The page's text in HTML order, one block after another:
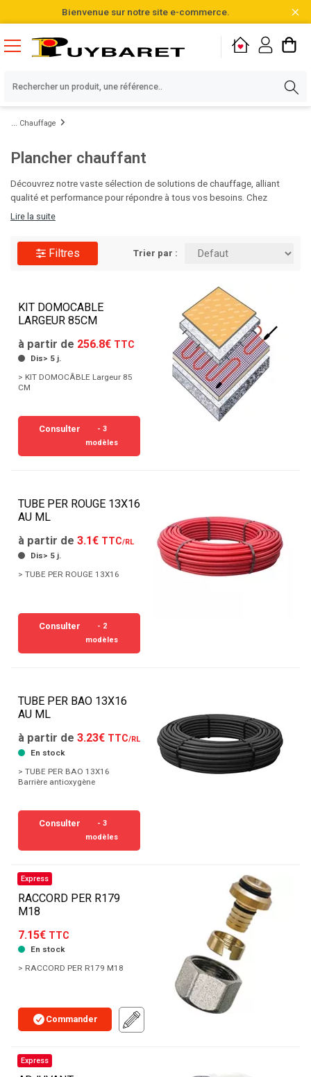
Bienvenue sur notre site e-commerce.
Chauffage
Plancher chauffant
Découvrez notre vaste sélection de solutions de chauffage, alliant
qualité et performance pour répondre à tous vos besoins. Chez
Puybaret, nous vous proposons plus de 20 000 références,
notre gamme et faites le choix de l'excellence dès aujourd'hui !
Lire la suite
Filtres Trier par :
KIT DOMOCABLE
LARGEUR 85CM
à partir de 256.8€ TTC
Dis> 5 j.
> KIT DOMOCÂBLE Largeur 85
CM
Consulter
- 3
modèles
TUBE PER ROUGE 13X16
AU ML
à partir de 3.1€ TTC/RL
Dis> 5 j.
> TUBE PER ROUGE 13X16
Consulter
- 2
modèles
TUBE PER BAO 13X16
AU ML
à partir de 3.23€ TTC/RL
En stock
> TUBE PER BAO 13X16
Barrière antioxygène
Consulter
- 3
modèles
Express
RACCORD PER R179
M18
7.15€ TTC
En stock
> RACCORD PER R179 M18
Commander
Express